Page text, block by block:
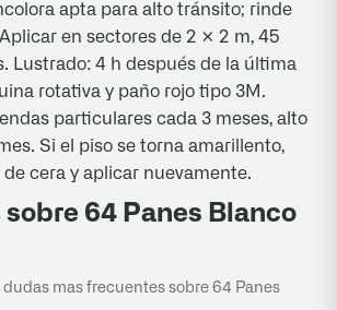
apta para alto tránsito; rinde
en sectores de 2 × 2 m, 45
Lustrado: 4 h después de la última
rotativa y paño rojo tipo 3M.
particulares cada 3 meses, alto
Si el piso se torna amarillento,
cera y aplicar nuevamente.
sobre 64 Panes Blanco
dudas mas frecuentes sobre 64 Panes